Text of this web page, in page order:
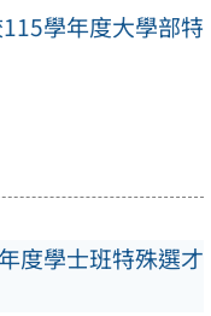
學年度大學部特
度學士班特殊選才